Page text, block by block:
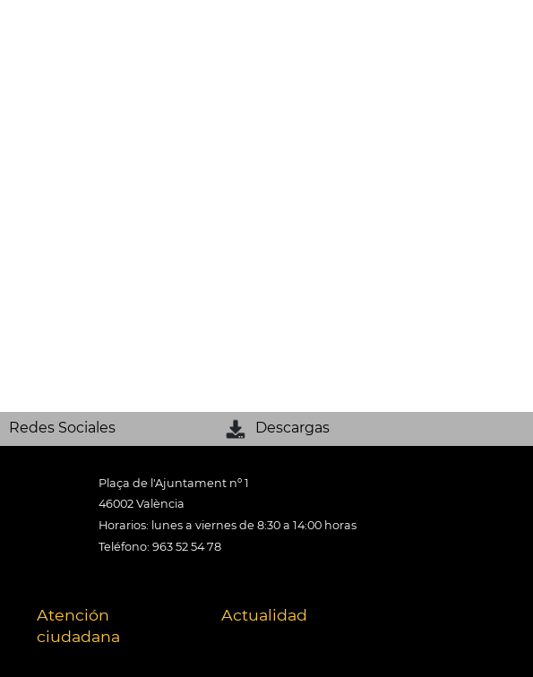
Redes Sociales Descargas
Plaça de l'Ajuntament nº 1
46002 València
Horarios: lunes a viernes de 8:30 a 14:00 horas
Teléfono: 963 52 54 78
Atención
ciudadana
Actualidad